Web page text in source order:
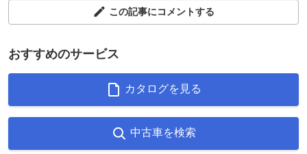
この記事にコメントする
おすすめのサービス
カタログを見る
中古車を検索